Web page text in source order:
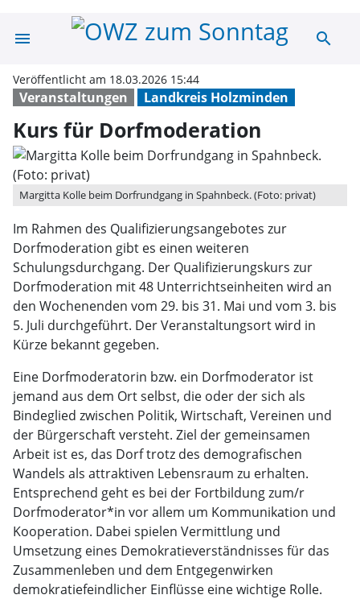
menu Kurs für search
Veranstaltungen Landkreis Holzminden
Veröffentlicht am 18.03.2026 15:44
Kurs für Dorfmoderation
Margitta Kolle beim Dorfrundgang in Spahnbeck. (Foto: privat)
Im Rahmen des Qualifizierungsangebotes zur
Dorfmoderation gibt es einen weiteren
Schulungsdurchgang. Der Qualifizierungskurs zur
Dorfmoderation mit 48 Unterrichtseinheiten wird an
den Wochenenden vom 29. bis 31. Mai und vom 3. bis
5. Juli durchgeführt. Der Veranstaltungsort wird in
Kürze bekannt gegeben.
Eine Dorfmoderatorin bzw. ein Dorfmoderator ist
jemand aus dem Ort selbst, die oder der sich als
Bindeglied zwischen Politik, Wirtschaft, Vereinen und
der Bürgerschaft versteht. Ziel der gemeinsamen
Arbeit ist es, das Dorf trotz des demografischen
Wandels als attraktiven Lebensraum zu erhalten.
Entsprechend geht es bei der Fortbildung zum/r
Dorfmoderator*in vor allem um Kommunikation und
Kooperation. Dabei spielen Vermittlung und
Umsetzung eines Demokratieverständnisses für das
Zusammenleben und dem Entgegenwirken
demokratiefeindlicher Einflüsse eine wichtige Rolle.